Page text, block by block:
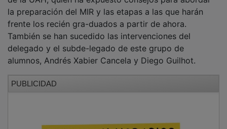
Universitario Ramón y Cajal, Santiago Moreno, que ha